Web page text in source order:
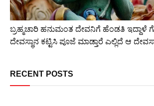
ಬ್ರಹ್ಮಚಾರಿ ಹನುಮಂತ ದೇವನಿಗೆ ಹೆಂಡತಿ ಇದ್ದಾಳೆ
ದೇವಸ್ಥಾನ ಕಟ್ಟಿಸಿ ಪೂಜೆ ಮಾಡ್ತಾರೆ ಎಲ್ಲಿದೆ ಆ
RECENT POSTS